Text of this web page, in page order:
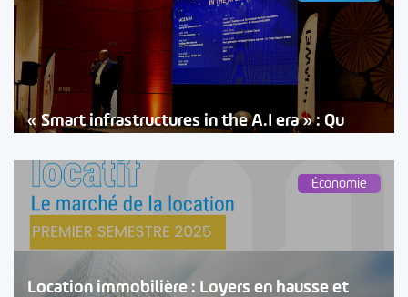
« Smart infrastructures in the A.I era » : Qu
Économie
Location immobilière : Loyers en hausse et